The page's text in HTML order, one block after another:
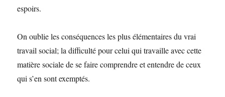
espoirs.
On oublie les conséquences les plus élémentaires du vrai
travail social; la difficulté pour celui qui travaille avec cette
matière sociale de se faire comprendre et entendre de ceux
qui s’en sont exemptés.